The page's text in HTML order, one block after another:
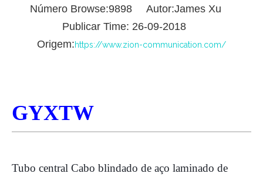
Número Browse:9898 Autor:James Xu
Publicar Time: 26-09-2018
Origem:https://www.zion-communication.com/
GYXTW
Tubo central Cabo blindado de aço laminado de